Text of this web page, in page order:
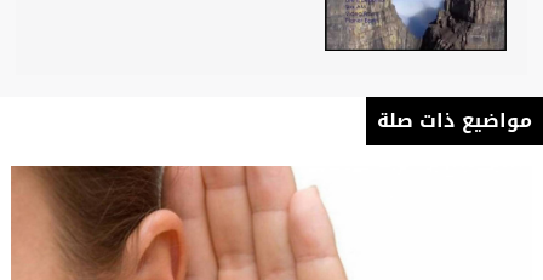
مواضيع ذات صلة